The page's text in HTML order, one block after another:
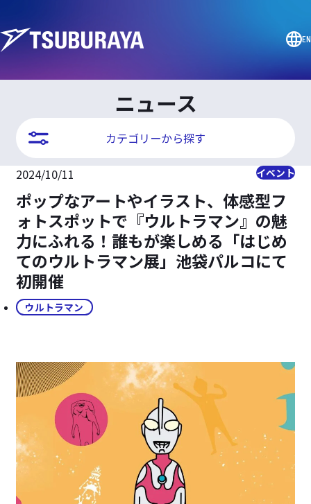
EN
ニュース
カテゴリーから探す
2024/10/11 イベント
ポップなアートやイラスト、体感型フ
ォトスポットで『ウルトラマン』の魅
力にふれる！誰もが楽しめる「はじめ
てのウルトラマン展」池袋パルコにて
初開催
ウルトラマン